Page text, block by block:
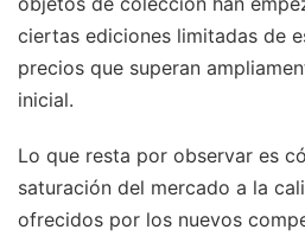
ciertas ediciones limitadas de
precios que superan
inicial.
Lo que resta por observar es
saturación del mercado a la
ofrecidos por los nuevos